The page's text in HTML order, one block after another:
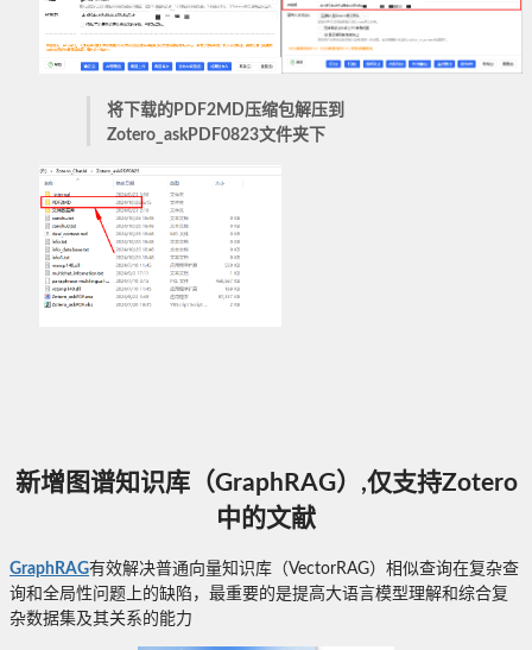
将下载的PDF2MD压缩包解压到
Zotero_askPDF0823文件夹下
新增图谱知识库（GraphRAG）,仅支持Zotero
中的文献
GraphRAG‌有效解决普通向量知识库（VectorRAG）相似查询在复杂查
询和全局性问题上的缺陷，最重要的是提高大语言模型理解和综合复
杂数据集及其关系的能力‌